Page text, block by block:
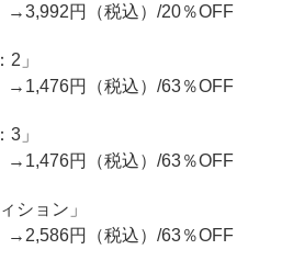
→3,992円（税込）/20％OFF
2」
→1,476円（税込）/63％OFF
3」
→1,476円（税込）/63％OFF
ション」
→2,586円（税込）/63％OFF